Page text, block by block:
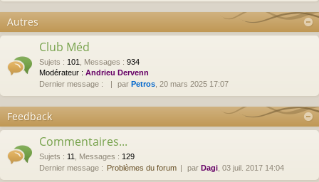
Autres
Club Méd
Sujets : 101 Messages : 934
Modérateur : Andrieu Dervenn
Dernier message :
par Petros , 20 mars 2025 17:07
Feedback
Commentaires...
Sujets : 11 Messages : 129
Dernier message : Problèmes du forum par Dagi , 03 juil. 2017 14:04